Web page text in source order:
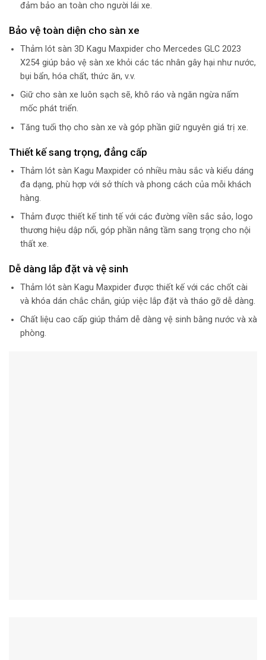
đảm bảo an toàn cho người lái xe.
Bảo vệ toàn diện cho sàn xe
Thảm lót sàn 3D Kagu Maxpider cho Mercedes GLC 2023
X254 giúp bảo vệ sàn xe khỏi các tác nhân gây hại như nước,
bụi bẩn, hóa chất, thức ăn, v.v.
Giữ cho sàn xe luôn sạch sẽ, khô ráo và ngăn ngừa nấm
mốc phát triển.
Tăng tuổi thọ cho sàn xe và góp phần giữ nguyên giá trị xe.
Thiết kế sang trọng, đẳng cấp
Thảm lót sàn Kagu Maxpider có nhiều màu sắc và kiểu dáng
đa dạng, phù hợp với sở thích và phong cách của mỗi khách
hàng.
Thảm được thiết kế tinh tế với các đường viền sắc sảo, logo
thương hiệu dập nổi, góp phần nâng tầm sang trọng cho nội
thất xe.
Dễ dàng lắp đặt và vệ sinh
Thảm lót sàn Kagu Maxpider được thiết kế với các chốt cài
và khóa dán chắc chắn, giúp việc lắp đặt và tháo gỡ dễ dàng.
Chất liệu cao cấp giúp thảm dễ dàng vệ sinh bằng nước và xà
phòng.